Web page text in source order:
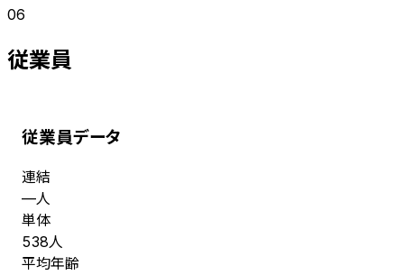
06
従業員
従業員データ
連結
—人
単体
538人
平均年齢